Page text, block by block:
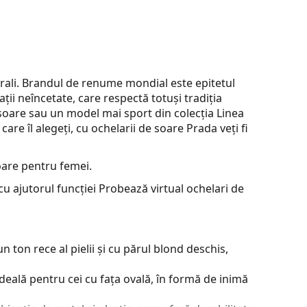
Brandul de renume mondial este epitetul
neîncetate, care respectă totuși tradiția
sau un model mai sport din colecția Linea
îl alegeți, cu ochelarii de soare Prada veți fi
pentru femei.
ajutorul funcției Probează virtual ochelari de
ton rece al pielii și cu părul blond deschis,
pentru cei cu fața ovală, în formă de inimă